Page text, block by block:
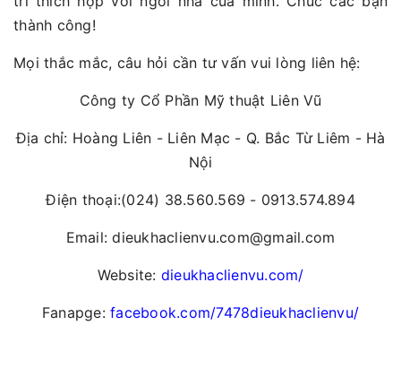
thành công!
Mọi thắc mắc, câu hỏi cần tư vấn vui lòng liên hệ:
Công ty Cổ Phần Mỹ thuật Liên Vũ
Địa chỉ: Hoàng Liên - Liên Mạc - Q. Bắc Từ Liêm - Hà
Nội
Điện thoại:(024) 38.560.569 - 0913.574.894
Email: dieukhaclienvu.com@gmail.com
Website: dieukhaclienvu.com/
Fanapge:facebook.com/7478dieukhaclienvu/